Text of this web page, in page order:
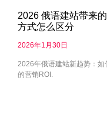
2026 俄语建站带来
方式怎么区分
2026年1月30日
2026年俄语建站新趋势：
的营销ROI.